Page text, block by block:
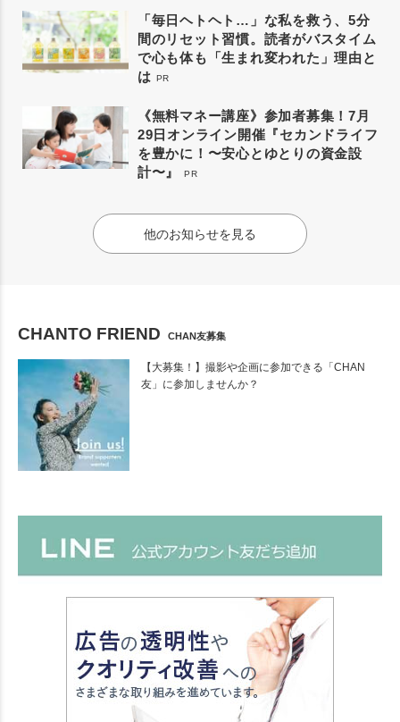
「毎日ヘトヘト…」な私を救う、5分
間のリセット習慣。読者がバスタイム
で心も体も「生まれ変われた」理由と
は PR
《無料マネー講座》参加者募集！7月
29日オンライン開催『セカンドライフ
を豊かに！〜安心とゆとりの資金設
計〜』
PR
他のお知らせを見る
CHANTO FRIEND CHAN友募集
【大募集！】撮影や企画に参加できる「CHAN
友」に参加しませんか？